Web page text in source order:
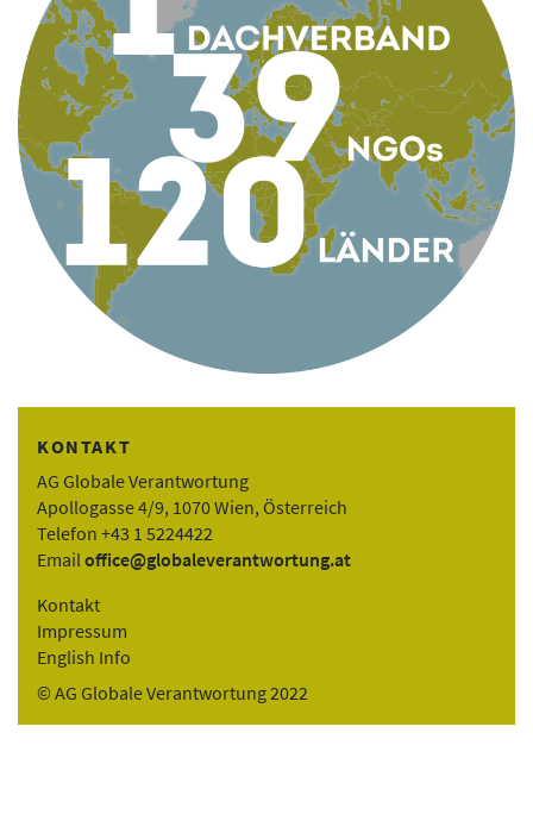
KONTAKT
AG Globale Verantwortung
Apollogasse 4/9, 1070 Wien, Österreich
Telefon +43 1 5224422
Email office@globaleverantwortung.at
Kontakt
Impressum
English Info
© AG Globale Verantwortung 2022